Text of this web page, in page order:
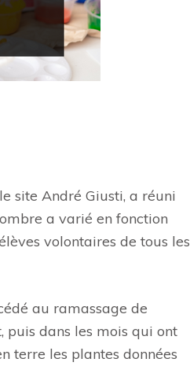
site André Giusti, a réuni
a varié en fonction
volontaires de tous les
au ramassage de
dans les mois qui ont
terre les plantes données